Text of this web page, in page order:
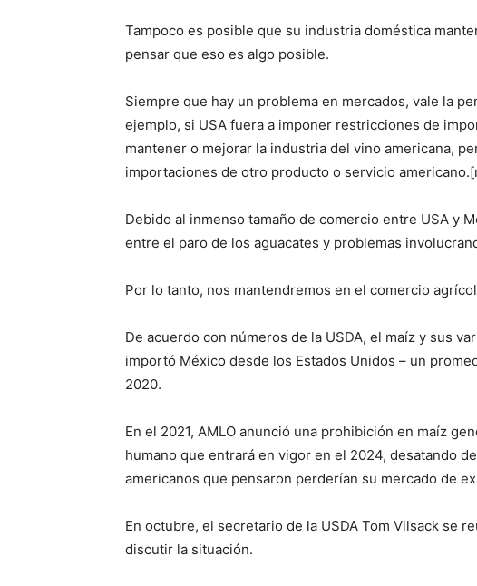
Tampoco es posible que su industria doméstica
pensar que eso es algo posible.
Siempre que hay un problema en mercados, vale la
ejemplo, si USA fuera a imponer restricciones de
mantener o mejorar la industria del vino americana,
importaciones de otro producto o servicio americano.
Debido al inmenso tamaño de comercio entre USA y
entre el paro de los aguacates y problemas
Por lo tanto, nos mantendremos en el comercio
De acuerdo con números de la USDA, el maíz y sus
importó México desde los Estados Unidos – un
2020.
En el 2021, AMLO anunció una prohibición en maíz
humano que entrará en vigor en el 2024, desatando
americanos que pensaron perderían su mercado de
En octubre, el secretario de la USDA Tom Vilsack se
discutir la situación.